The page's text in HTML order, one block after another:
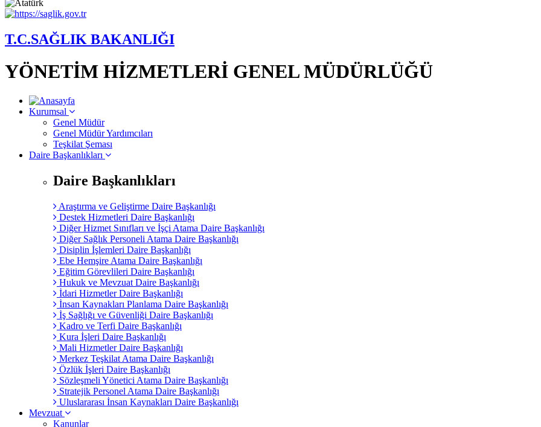
T.C.SAĞLIK BAKANLIĞI
YÖNETİM HİZMETLERİ GENEL MÜDÜRLÜĞÜ
Kurumsal
Genel Müdür
Genel Müdür Yardımcıları
Teşkilat Şeması
Daire Başkanlıkları
Daire Başkanlıkları
Araştırma ve Geliştirme Daire Başkanlığı
Destek Hizmetleri Daire Başkanlığı
Diğer Hizmet Sınıfları ve İşçi Atama Daire Başkanlığı
Diğer Sağlık Personeli Atama Daire Başkanlığı
Disiplin İşlemleri Daire Başkanlığı
Ebe Hemşire Atama Daire Başkanlığı
Eğitim Görevlileri Daire Başkanlığı
Hukuk ve Mevzuat Daire Başkanlığı
İdari Hizmetler Daire Başkanlığı
İnsan Kaynakları Planlama Daire Başkanlığı
İş Sağlığı ve Güvenliği Daire Başkanlığı
Kadro ve Terfi Daire Başkanlığı
Kura İşleri Daire Başkanlığı
Mali Hizmetler Daire Başkanlığı
Merkez Teşkilat Atama Daire Başkanlığı
Özlük İşleri Daire Başkanlığı
Sözleşmeli Yönetici Atama Daire Başkanlığı
Stratejik Personel Atama Daire Başkanlığı
Uluslararası İnsan Kaynakları Daire Başkanlığı
Mevzuat
Kanunlar